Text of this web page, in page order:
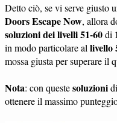
Detto ciò, se vi serve giusto
Doors Escape Now, allora
soluzioni dei livelli 51-60di
in modo particolare al livello
mossa giusta per superare il
Nota: con questesoluzionidi
ottenere il massimo